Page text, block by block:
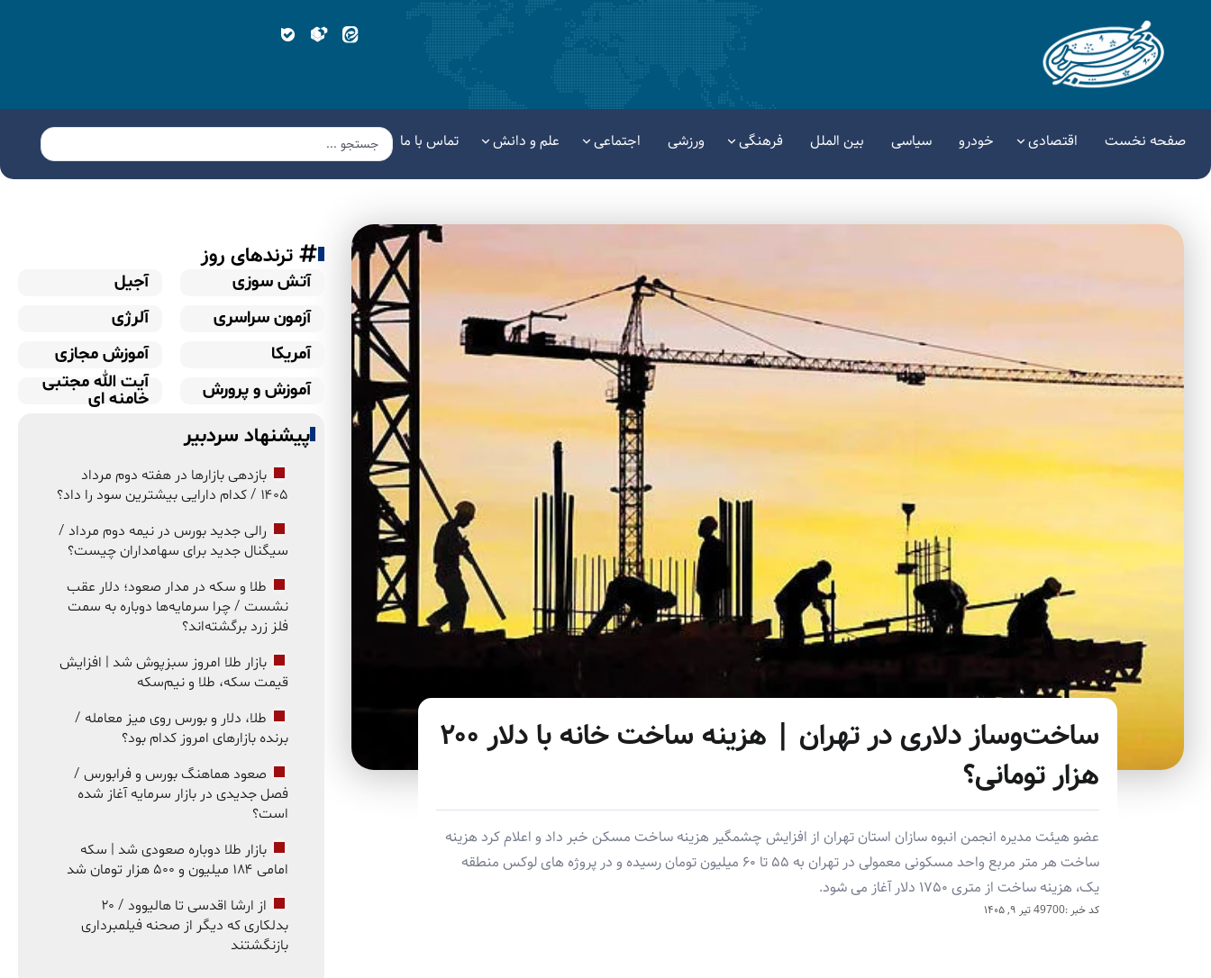
صفحه نخست اقتصادی خودرو سیاسی بین الملل فرهنگی ورزشی اجتماعی علم و دانش تماس با ما
ساخت‌وساز دلاری در تهران | هزینه ساخت خانه با دلار ۲۰۰
هزار تومانی؟
عضو هیئت مدیره انجمن انبوه سازان استان تهران از افزایش چشمگیر هزینه ساخت مسکن خبر داد و اعلام کرد هزینه
ساخت هر متر مربع واحد مسکونی معمولی در تهران به ۵۵ تا ۶۰ میلیون تومان رسیده و در پروژه های لوکس منطقه
یک، هزینه ساخت از متری ۱۷۵۰ دلار آغاز می شود.
کد خبر :49700 تیر ۹, ۱۴۰۵
ترندهای روز
آتش سوزی
آجیل
آزمون سراسری
آلرژی
آمریکا
آموزش مجازی
آموزش و پرورش
آیت الله مجتبی
خامنه ای
پیشنهاد سردبیر
بازدهی بازارها در هفته دوم مرداد
۱۴۰۵ / کدام دارایی بیشترین سود را داد؟
رالی جدید بورس در نیمه دوم مرداد /
سیگنال جدید برای سهامداران چیست؟
طلا و سکه در مدار صعود؛ دلار عقب
نشست / چرا سرمایه‌ها دوباره به سمت
فلز زرد برگشته‌اند؟
بازار طلا امروز سبزپوش شد | افزایش
قیمت سکه، طلا و نیم‌سکه
طلا، دلار و بورس روی میز معامله /
برنده بازارهای امروز کدام بود؟
صعود هماهنگ بورس و فرابورس /
فصل جدیدی در بازار سرمایه آغاز شده
است؟
بازار طلا دوباره صعودی شد | سکه
امامی ۱۸۴ میلیون و ۵۰۰ هزار تومان شد
از ارشا اقدسی تا هالیوود / ۲۰
بدلکاری که دیگر از صحنه فیلمبرداری
بازنگشتند